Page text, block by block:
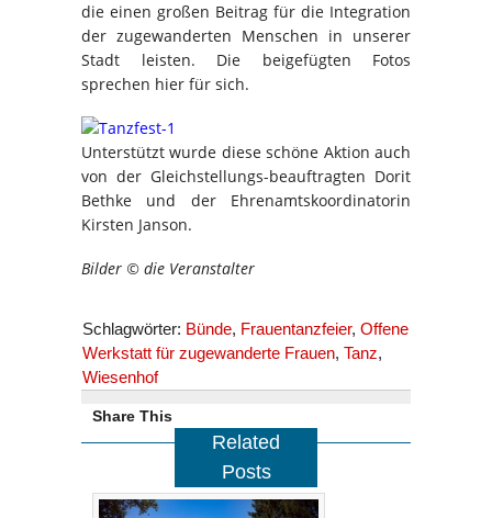
die einen großen Beitrag für die Integration
der zugewanderten Menschen in unserer
Stadt leisten. Die beigefügten Fotos
sprechen hier für sich.
Unterstützt wurde diese schöne Aktion auch
von der Gleichstellungs-beauftragten Dorit
Bethke und der Ehrenamtskoordinatorin
Kirsten Janson.
Bilder © die Veranstalter
Schlagwörter: Bünde, Frauentanzfeier, Offene
Werkstatt für zugewanderte Frauen, Tanz,
Wiesenhof
Share This
Related
Posts